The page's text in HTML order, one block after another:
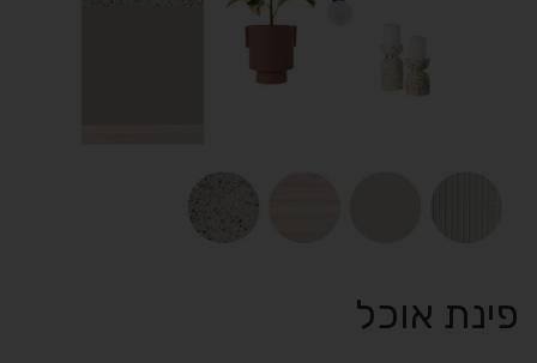
פינת אוכל